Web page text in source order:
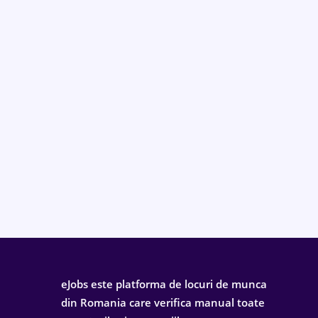
eJobs este platforma de locuri de munca
din Romania care verifica manual toate